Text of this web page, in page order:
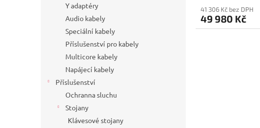
Y adaptéry
Audio kabely
Speciální kabely
Příslušenství pro kabely
Multicore kabely
Napájecí kabely
Příslušenství
Ochranna sluchu
Stojany
Klávesové stojany
41 306 Kč bez DPH
49 980 Kč